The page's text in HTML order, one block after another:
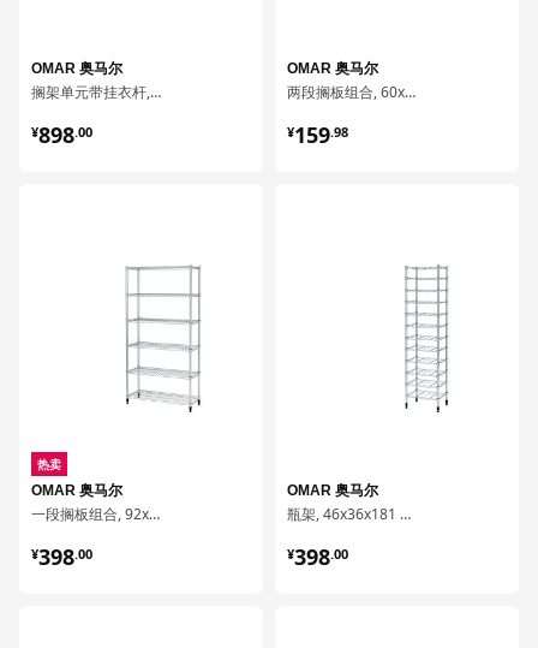
OMAR 奥马尔
搁架单元带挂衣杆, 186x50x201 厘米
¥898.00
¥ 898.00
热卖
OMAR 奥马尔
一段搁板组合, 92x36x181 厘米
¥398.00
¥ 398.00
OMAR 奥马尔
两段搁板组合, 60x25x77 厘米
¥159.98
¥ 159.98
OMAR 奥马尔
瓶架, 46x36x181 厘米
¥398.00
¥ 398.00